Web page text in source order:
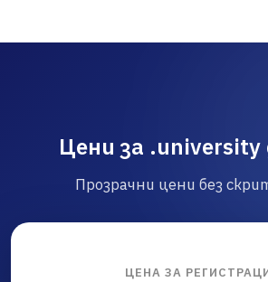
Цени за .university
Прозрачни цени без
ЦЕНА ЗА